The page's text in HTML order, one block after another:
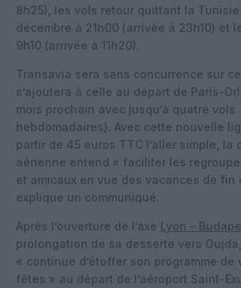
8h25), les vols retour quittant la Tunisie
décembre à 21h00 (arrivée à 23h10) et
9h10 (arrivée à 11h20).
Transavia sera sans concurrence sur
s’ajoutera à celle au départ de Paris-
mois prochain avec jusqu’à quatre vols
hebdomadaires). Avec cette nouvelle
partir de 45 euros TTC l’aller simple, la
aérienne entend « faciliter les
et amicaux en vue des vacances de fin
explique un communiqué.
Après l’ouverture de l’axe Lyon –
prolongation de sa desserte vers
« continue d’étoffer son programme de
fêtes » au départ de l’aéroport Saint-